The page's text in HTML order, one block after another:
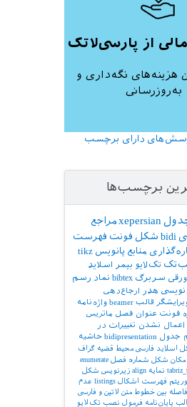
از پارسی‌لاتک
هزینه‌های نگه‌داری و
به‌روزرسانی
دارای برچسب
برچسب‌ها
xepersianمراجع
bidi شکل فونت فهرست
منابع پانویس tikz
تک‌لایو بیمر اسلاید
سربرگ bibtex نماد رسم
هدر
ارجاع‌دهی
قالب beamer واژه‌نامه
فونت عنوان فصل ماتریس
اعمال نشدن تغییرات در
جدول bidipresentation حاشیه
اسلاید فارسی محیط قضیه گراف
مکان شکل شماره فصل enumerate
نمایه align زیرنویس شکل
فهرست اشکال listings عدم
فاصله بین خطوط متن لاتین و فارسی
پایان‌نامه فرمول نصب تک‌لایو